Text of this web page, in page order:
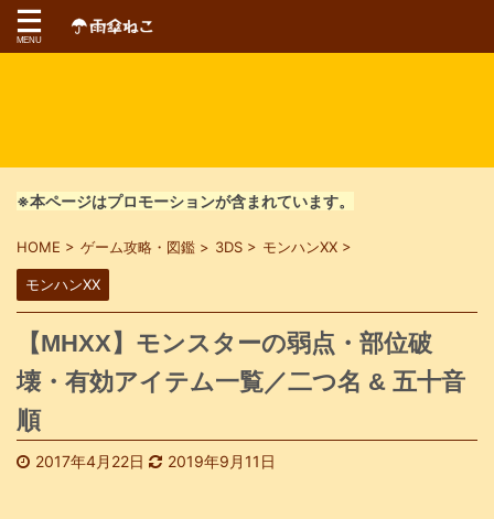
※本ページはプロモーションが含まれています。
HOME > ゲーム攻略・図鑑 > 3DS > モンハンXX >
モンハンXX
【MHXX】モンスターの弱点・部位破
壊・有効アイテム一覧／二つ名 & 五十音
順
2017年4月22日 2019年9月11日